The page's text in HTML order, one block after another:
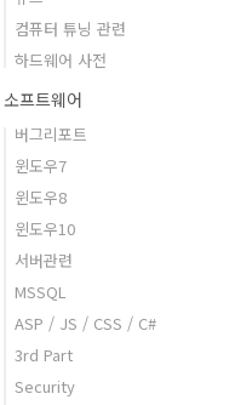
컴퓨터 튜닝 관련
하드웨어 사전
소프트웨어
버그리포트
윈도우7
윈도우8
윈도우10
서버관련
MSSQL
ASP / JS / CSS / C#
3rd Part
Security